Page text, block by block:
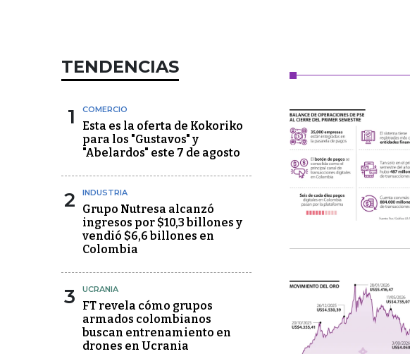
TENDENCIAS
1 COMERCIO
Esta es la oferta de Kokoriko
para los "Gustavos" y
"Abelardos" este 7 de agosto
2 INDUSTRIA
Grupo Nutresa alcanzó
ingresos por $10,3 billones y
vendió $6,6 billones en
Colombia
3 UCRANIA
FT revela cómo grupos
armados colombianos
buscan entrenamiento en
drones en Ucrania